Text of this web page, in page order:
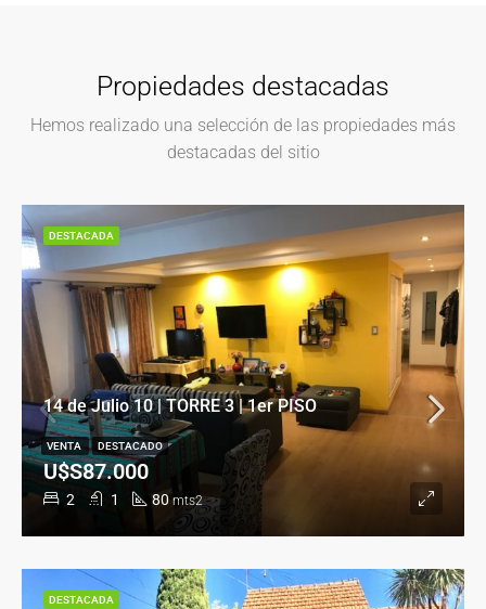
Propiedades destacadas
Hemos realizado una selección de las propiedades más
destacadas del sitio
14 de Julio 10 | TORRE 3 | 1er PISO
2 1 80 mts2
U$S87.000
VENTA DESTACADO
DESTACADA
DESTACADA